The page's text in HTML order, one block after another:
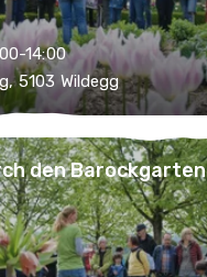
14:00
5103 Wildegg
den Barockgarten